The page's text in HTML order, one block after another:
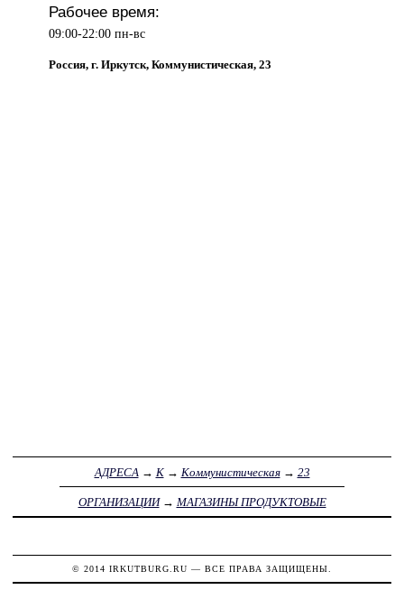
Рабочее время:
09:00-22:00 пн-вс
Россия, г. Иркутск, Коммунистическая, 23
АДРЕСА → К→ Коммунистическая→ 23
ОРГАНИЗАЦИИ→ МАГАЗИНЫ ПРОДУКТОВЫЕ
© 2014 IRKUTBURG.RU — ВСЕ ПРАВА ЗАЩИЩЕНЫ.